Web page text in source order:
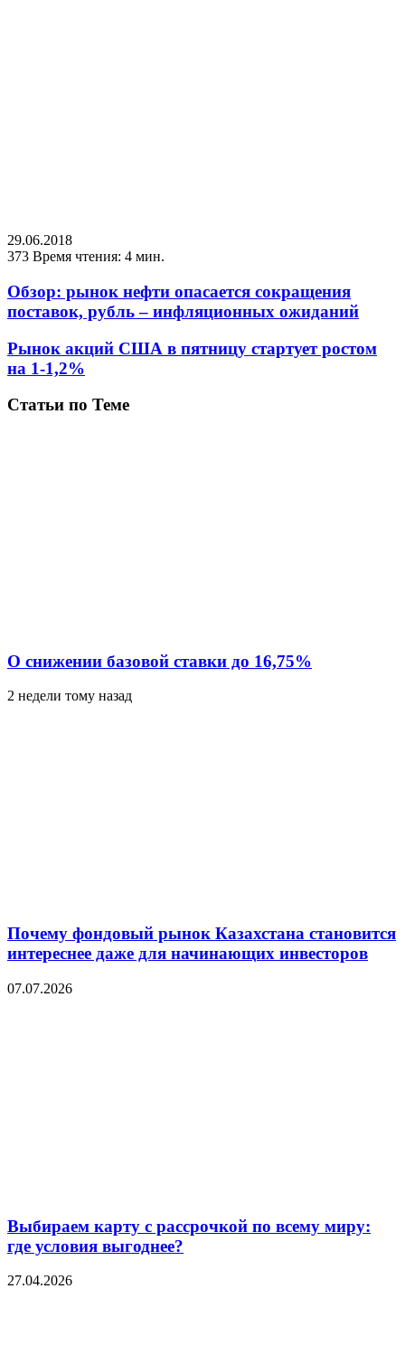
29.06.2018
373 Время чтения: 4 мин.
Обзор: рынок нефти опасается сокращения
поставок, рубль – инфляционных ожиданий
Рынок акций США в пятницу стартует ростом
на 1-1,2%
Статьи по Теме
О снижении базовой ставки до 16,75%
2 недели тому назад
Почему фондовый рынок Казахстана становится
интереснее даже для начинающих инвесторов
07.07.2026
Выбираем карту с рассрочкой по всему миру:
где условия выгоднее?
27.04.2026